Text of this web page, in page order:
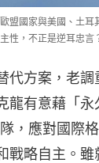
盟國家與美國、土耳
性，不正是逆耳忠言
代方案，老
有意藉「永
隊，應對國際
戰略自主。雖